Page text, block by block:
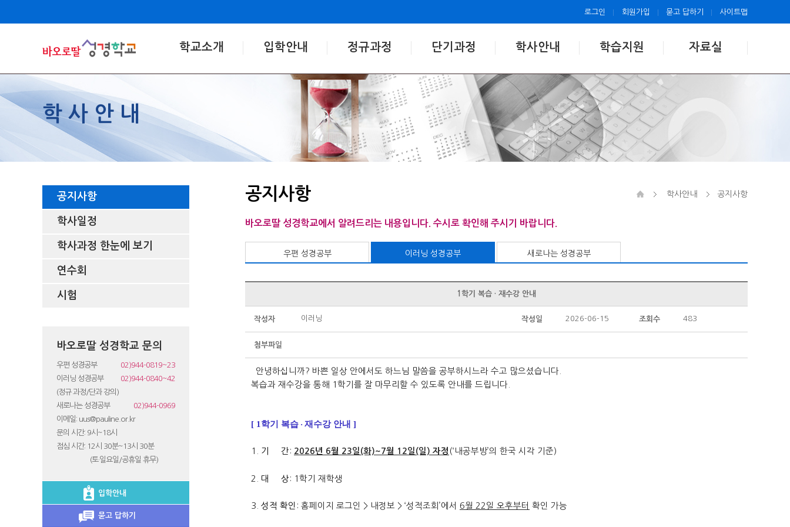
로그인 회원가입 묻고 답하기 사이트맵
학교소개 입학안내 정규과정 단기과정 학사안내 학습지원 자료실
학사안내
공지사항
학사일정
학사과정 한눈에 보기
연수회
시험
바오로딸 성경학교 문의
우편 성경공부
02)944-0819~23
이러닝 성경공부
02)944-0840~42
(정규 과정/단과 강의)
새로나는 성경공부
02)944-0969
이메일: uus@pauline.or.kr
문의 시간: 9시~18시
점심 시간: 12시 30분~13시 30분
(토·일요일/공휴일 휴무)
입학안내
묻고 답하기
공지사항 학사안내 공지사항
바오로딸 성경학교에서 알려드리는 내용입니다. 수시로 확인해 주시기 바랍니다.
우편 성경공부 이러닝 성경공부 새로나는 성경공부
1학기 복습 · 재수강 안내
작성자 이러닝 작성일 2026-06-15 조회수 483
첨부파일
안녕하십니까? 바쁜 일상 안에서도 하느님 말씀을 공부하시느라 수고 많으셨습니다.
복습과 재수강을 통해 1학기를 잘 마무리할 수 있도록 안내를 드립니다.
[ 1학기 복습 · 재수강 안내 ]
1. 기 간: 2026년 6월 23일(화)~7월 12일(일) 자정 (‘내공부방’의 한국 시각 기준)
2. 대 상: 1학기 재학생
3. 성적 확인 : 홈페이지 로그인 > 내정보 > ‘성적조회’에서 6월 22일 오후부터 확인 가능